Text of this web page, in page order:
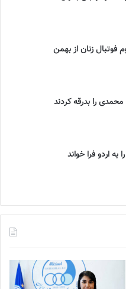
فوتبال زنان از بهمن
را بدرقه کردند